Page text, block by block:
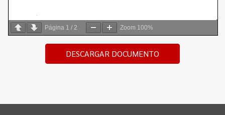
Página 1 / 2 Zoom 100%
DESCARGAR DOCUMENTO